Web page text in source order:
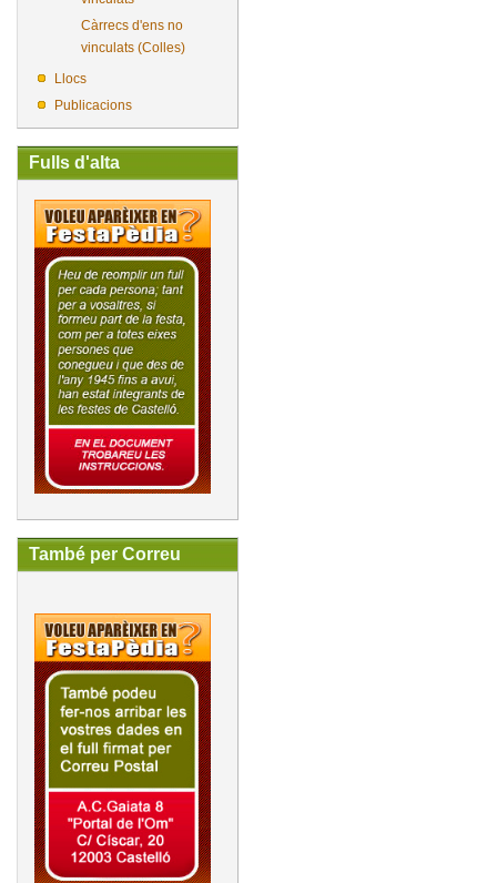
Càrrecs d'ens no
vinculats (Colles)
Llocs
Publicacions
Fulls d'alta
També per Correu